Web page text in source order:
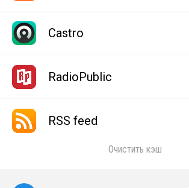
Castro
RadioPublic
RSS feed
Очистить кэш